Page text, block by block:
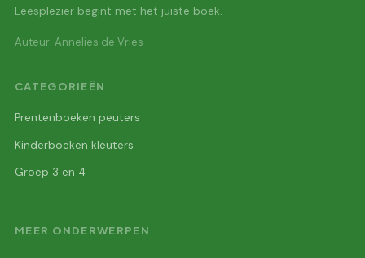
Leesplezier begint met het juiste boek.
Auteur: Annelies de Vries
CATEGORIEËN
Prentenboeken peuters
Kinderboeken kleuters
Groep 3 en 4
MEER ONDERWERPEN